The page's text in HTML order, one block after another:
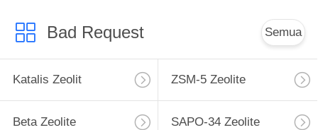
Bad Request Semua
Katalis Zeolit ZSM-5 Zeolite
Beta Zeolite SAPO-34 Zeolite